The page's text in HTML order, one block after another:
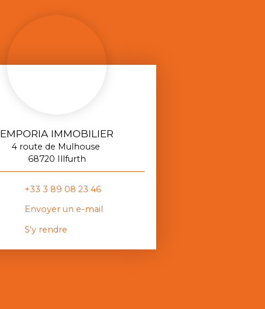
EMPORIA IMMOBILIER
4 route de Mulhouse
68720 Illfurth
+33 3 89 08 23 46
Envoyer un e-mail
S'y rendre